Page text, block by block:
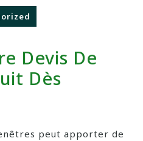
Devis De
Dès
peut apporter de